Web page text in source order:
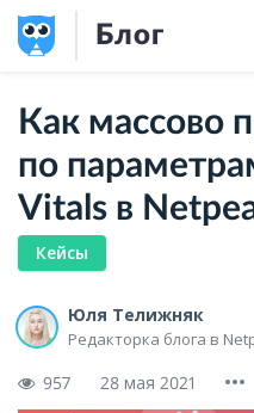
Блог
Как массово
по
Vitals в
Кейсы
Юля Телижняк
Редакторка блога в
957 28 мая 2021